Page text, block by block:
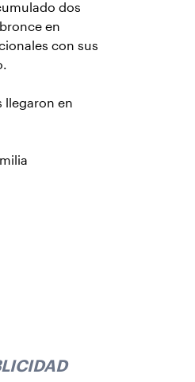
dos
en
con sus
llegaron en